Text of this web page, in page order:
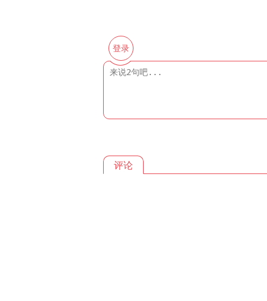
登录
评论